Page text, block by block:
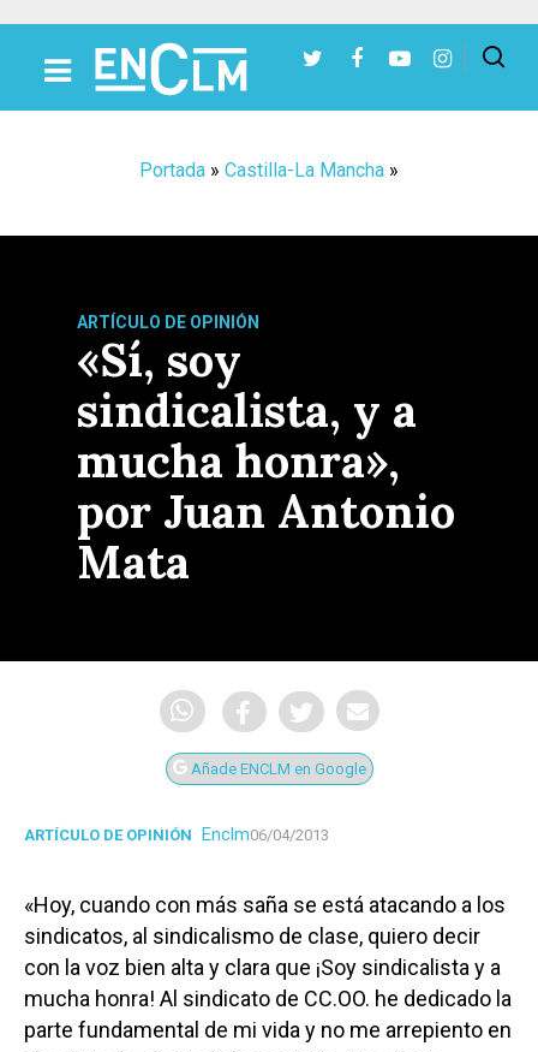
Portada » Castilla-La Mancha »
ARTÍCULO DE OPINIÓN
«Sí, soy
sindicalista, y a
mucha honra»,
por Juan Antonio
Mata
Añade ENCLM en Google
ARTÍCULO DE OPINIÓN Enclm06/04/2013
«Hoy, cuando con más saña se está atacando a los
sindicatos, al sindicalismo de clase, quiero decir
con la voz bien alta y clara que ¡Soy sindicalista y a
mucha honra! Al sindicato de CC.OO. he dedicado la
parte fundamental de mi vida y no me arrepiento en